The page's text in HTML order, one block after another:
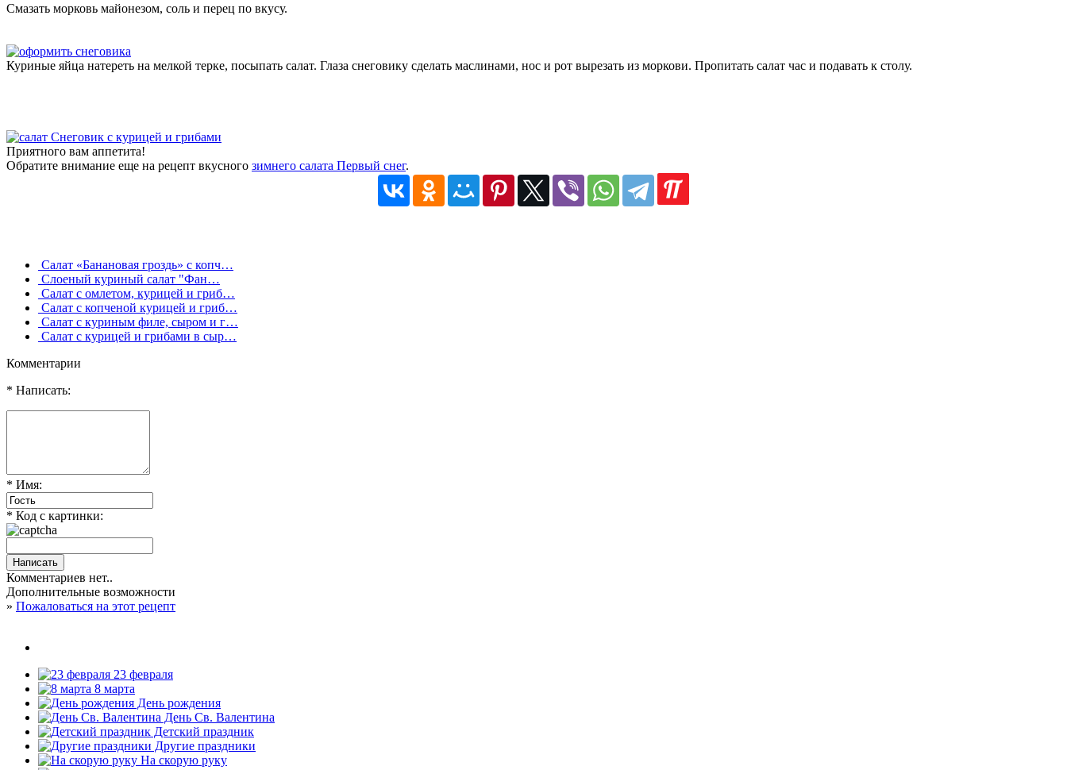
Смазать морковь майонезом, соль и перец по вкусу.
Куриные яйца натереть на мелкой терке, посыпать салат. Глаза снеговику сделать маслинами, нос и рот вырезать из моркови. Пропитать салат час и подавать к столу.
Приятного вам аппетита!
Обратите внимание еще на рецепт вкусного зимнего салата Первый снег.
Салат «Банановая гроздь» с копч…
Слоеный куриный салат "Фан…
Салат с омлетом, курицей и гриб…
Салат с копченой курицей и гриб…
Салат с куриным филе, сыром и г…
Салат с курицей и грибами в сыр…
Комментарии
* Написать:
* Имя:
* Код с картинки:
Комментариев нет..
Дополнительные возможности
» Пожаловаться на этот рецепт
23 февраля
8 марта
День рождения
День Св. Валентина
Детский праздник
Другие праздники
На скорую руку